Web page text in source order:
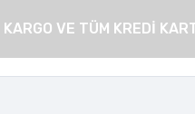
VE TÜM KREDİ